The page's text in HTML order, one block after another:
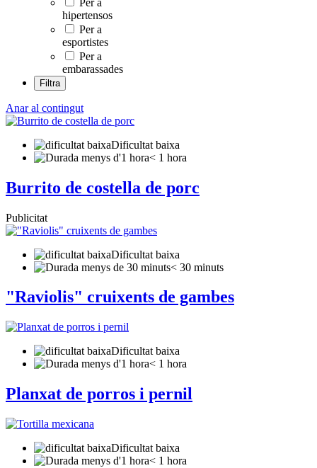
hipertensos
Per a
esportistes
Per a
embarassades
Filtra
Anar al contingut
Dificultat baixa
< 1 hora
Burrito de costella de porc
Publicitat
Dificultat baixa
< 30 minuts
"Raviolis" cruixents de gambes
Dificultat baixa
< 1 hora
Planxat de porros i pernil
Dificultat baixa
< 1 hora